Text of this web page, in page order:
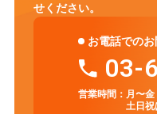
お知らせ
夏季休業のお知らせ
お知らせ
IRニュース
株主総会関連資料
せください。
お電話での
03-
営業時間： 月〜
土日祝